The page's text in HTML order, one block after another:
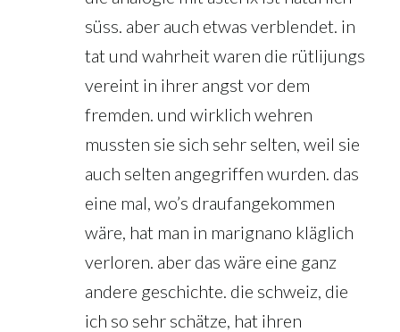
süss. aber auch etwas verblendet. in
tat und wahrheit waren die rütlijungs
vereint in ihrer angst vor dem
fremden. und wirklich wehren
mussten sie sich sehr selten, weil sie
auch selten angegriffen wurden. das
eine mal, wo’s draufangekommen
wäre, hat man in marignano kläglich
verloren. aber das wäre eine ganz
andere geschichte. die schweiz, die
ich so sehr schätze, hat ihren